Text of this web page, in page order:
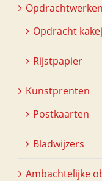
Opdrachtwerken
Opdracht
Rijstpapier
Kunstprenten
Postkaarten
Bladwijzers
Ambachtelijke